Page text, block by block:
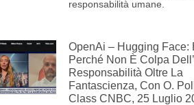
responsabilità umane.
OpenAi – Hugging Face:
Perché Non È Colpa
Responsabilità Oltre La
Fantascienza, Con O.
Class CNBC, 25 Luglio